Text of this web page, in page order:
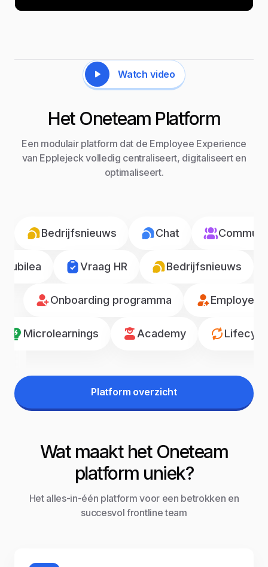
Watch video
Het Oneteam Platform
Een modulair platform dat de Employee Experience
van Epplejeck volledig centraliseert, digitaliseert en
optimaliseert.
Bedrijfsnieuws Chat
Jubilea Vraag HR Bedrijfsnieuws
Onboarding programma Employee
Microlearnings Academy
Platform overzicht
Wat maakt het Oneteam
platform uniek?
Het alles-in-één platform voor een betrokken en
succesvol frontline team